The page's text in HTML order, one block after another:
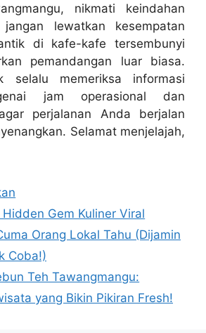
nikmati keindahan
lewatkan kesempatan
di kafe-kafe tersembunyi
pemandangan luar biasa.
selalu memeriksa informasi
jam operasional dan
perjalanan Anda berjalan
Selamat menjelajah,
Gem Kuliner Viral
Orang Lokal Tahu (Dijamin
Coba!)
Teh Tawangmangu:
yang Bikin Pikiran Fresh!